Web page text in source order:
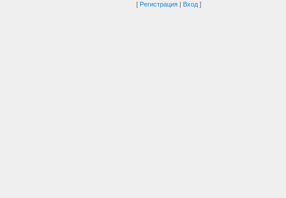
[ Регистрация | Вход ]